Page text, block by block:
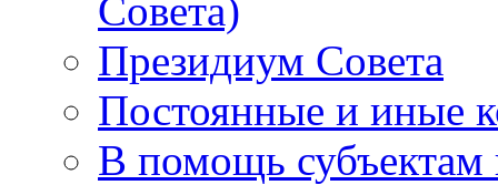
Совета)
Президиум Совета
Постоянные и иные
В помощь субъектам